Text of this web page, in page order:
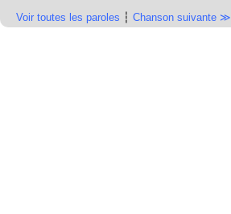
Voir toutes les paroles ┆ Chanson suivante ≫